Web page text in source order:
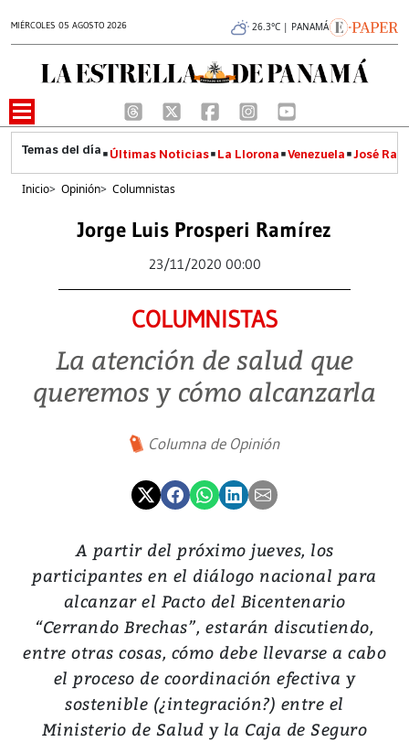
MIÉRCOLES 05 AGOSTO 2026 26.3°C | PANAMÁ
Últimas Noticias La Llorona Venezuela José
Inicio> Opinión> Columnistas
Jorge Luis Prosperi Ramírez
23/11/2020 00:00
COLUMNISTAS
La atención de salud que
queremos y cómo alcanzarla
Columna de Opinión
A partir del próximo jueves, los
participantes en el diálogo nacional para
alcanzar el Pacto del Bicentenario
“Cerrando Brechas”, estarán discutiendo,
entre otras cosas, cómo debe llevarse a cabo
el proceso de coordinación efectiva y
sostenible (¿integración?) entre el
Ministerio de Salud y la Caja de Seguro